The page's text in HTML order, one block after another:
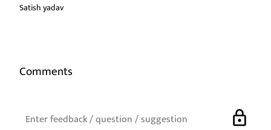
Satish yadav
Comments
lock